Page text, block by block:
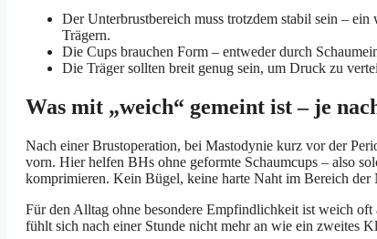
Der Unterbrustbereich muss trotzdem stabil sein –
Trägern.
Die Cups brauchen Form – entweder durch
Die Träger sollten breit genug sein, um Druck zu
Was mit „weich“ gemeint ist – je
Nach einer Brustoperation, bei Mastodynie kurz vor der
vorn. Hier helfen BHs ohne geformte Schaumcups – also
komprimieren. Kein Bügel, keine harte Naht im Bereich
Für den Alltag ohne besondere Empfindlichkeit ist weich
fühlt sich nach einer Stunde nicht mehr an wie ein zweites